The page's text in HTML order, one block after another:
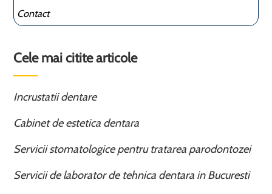
Contact
Cele mai citite articole
Incrustatii dentare
Cabinet de estetica dentara
Servicii stomatologice pentru tratarea parodontozei
Servicii de laborator de tehnica dentara in Bucuresti